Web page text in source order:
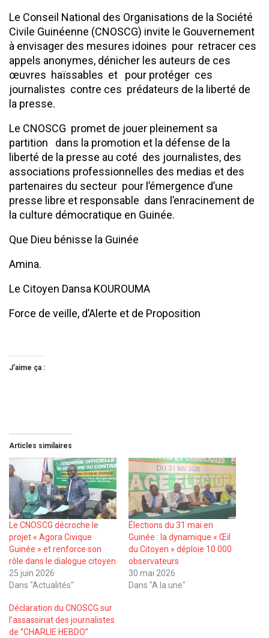
Le Conseil National des Organisations de la Société
Civile Guinéenne (CNOSCG) invite le Gouvernement
à envisager des mesures idoines pour retracer ces
appels anonymes, dénicher les auteurs de ces
œuvres haïssables et pour protéger ces
journalistes contre ces prédateurs de la liberté de
la presse.
Le CNOSCG promet de jouer pleinement sa
partition dans la promotion et la défense de la
liberté de la presse au coté des journalistes, des
associations professionnelles des medias et des
partenaires du secteur pour l’émergence d’une
presse libre et responsable dans l’enracinement de
la culture démocratique en Guinée.
Que Dieu bénisse la Guinée
Amina.
Le Citoyen Dansa KOUROUMA
Force de veille, d’Alerte et de Proposition
J’aime ça :
Articles similaires
Le CNOSCG décroche le
projet « Agora Civique
Guinée » et renforce son
rôle dans le dialogue citoyen
25 juin 2026
Dans "Actualités"
Élections du 31 mai en
Guinée : la dynamique « Œil
du Citoyen » déploie 10 000
observateurs
30 mai 2026
Dans "A la une"
Déclaration du CNOSCG sur
l’assassinat des journalistes
de ‘’CHARLIE HEBDO’’